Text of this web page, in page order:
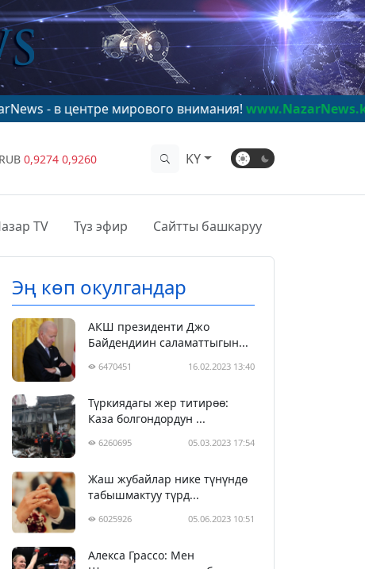
мирового внимания!www.NazarNews.kg
RUB 0,9274 0,9260 KY
TV Түз эфир Сайтты башкаруу
Эң көп окулгандар
АКШ президенти Джо
Байдендиин саламаттыгын...
6470451 16.02.2023 13:40
Түркиядагы жер титирөө:
Каза болгондордун ...
6260695 05.03.2023 17:54
Жаш жубайлар нике түнүндө
табышмактуу түрд...
6025926 05.06.2023 10:51
Алекса Грассо: Мен